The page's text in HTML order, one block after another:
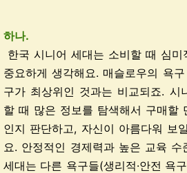
하나.
한국 시니어 세대는 소비할 때 심
중요하게 생각해요. 매슬로우의 욕
구가 최상위인 것과는 비교되죠. 시
할 때 많은 정보를 탐색해서 구매할
인지 판단하고, 자신이 아름다워 보
요. 안정적인 경제력과 높은 교육 수
세대는 다른 욕구들(생리적·안전 욕